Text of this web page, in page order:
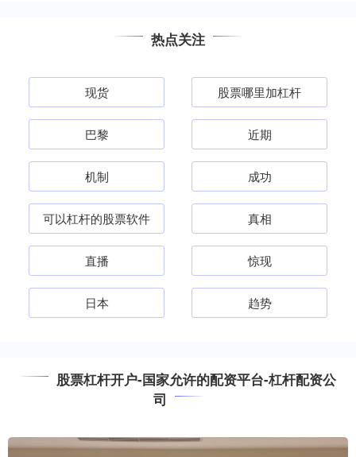
热点关注
现货 股票哪里加杠杆
巴黎 近期
机制 成功
可以杠杆的股票软件 真相
直播 惊现
日本 趋势
股票杠杆开户-国家允许的配资平台-杠杆配资公
司